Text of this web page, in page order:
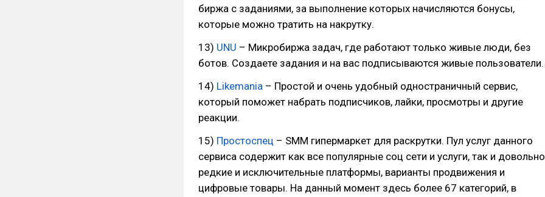
биржа с заданиями, за выполнение которых начисляются бонусы,
которые можно тратить на накрутку.
13) UNU – Микробиржа задач, где работают только живые люди, без
ботов. Создаете задания и на вас подписываются живые пользователи.
14) Likemania – Простой и очень удобный одностраничный сервис,
который поможет набрать подписчиков, лайки, просмотры и другие
реакции.
15) Простоспец – SMM гипермаркет для раскрутки. Пул услуг данного
сервиса содержит как все популярные соц сети и услуги, так и довольно
редкие и исключительные платформы, варианты продвижения и
цифровые товары. На данный момент здесь более 67 категорий, в